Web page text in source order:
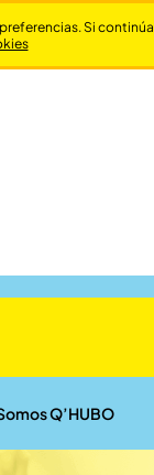
Q’HUBO
Si continúa